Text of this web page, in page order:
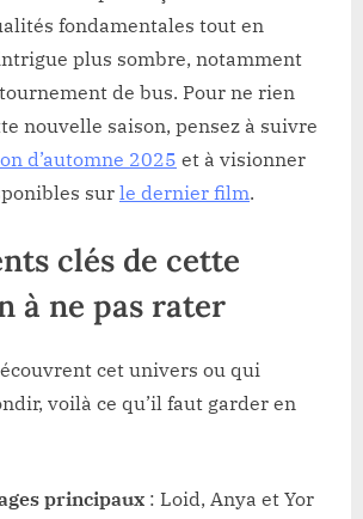
fondamentales tout en
plus sombre, notamment
de bus. Pour ne rien
nouvelle saison, pensez à suivre
d’automne 2025 et à visionner
sur le dernier film.
clés de cette
à ne pas rater
cet univers ou qui
voilà ce qu’il faut garder en
principaux : Loid, Anya et Yor